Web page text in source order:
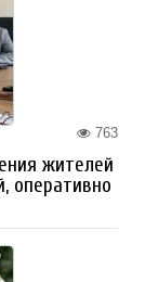
763
жителей
оперативно